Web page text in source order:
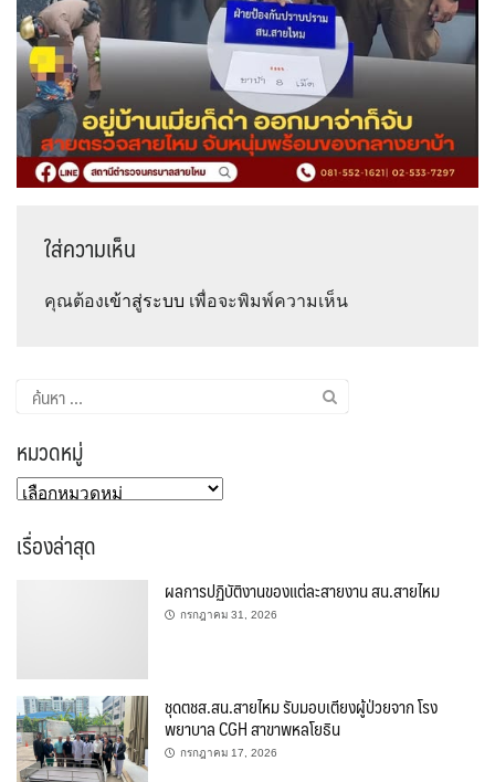
ใส่ความเห็น
คุณต้องเข้าสู่ระบบ เพื่อจะพิมพ์ความเห็น
ค้นหา
สำหรับ:
หมวดหมู่
หมวด
เรื่องล่าสุด
ผลการปฏิบัติงานของแต่ละสายงาน สน.สายไหม
กรกฎาคม 31, 2026
ชุดตชส.สน.สายไหม รับมอบเตียงผู้ป่วยจาก โรง
พยาบาล CGH สาขาพหลโยธิน
กรกฎาคม 17, 2026